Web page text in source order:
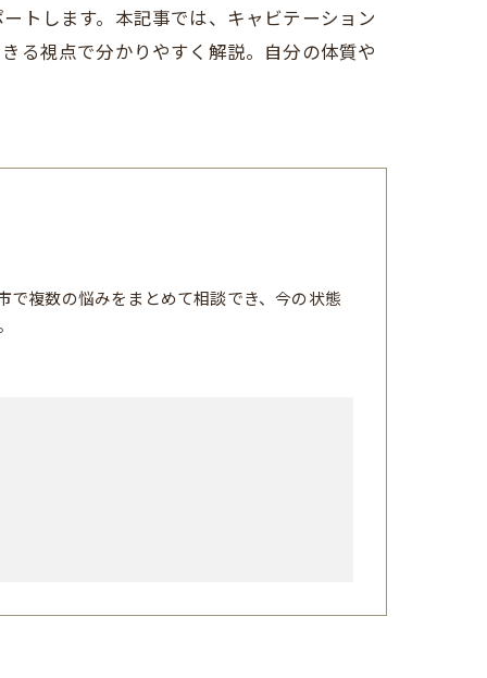
トします。本記事では、キャビテーション
る視点で分かりやすく解説。自分の体質や
で複数の悩みをまとめて相談でき、今の状態